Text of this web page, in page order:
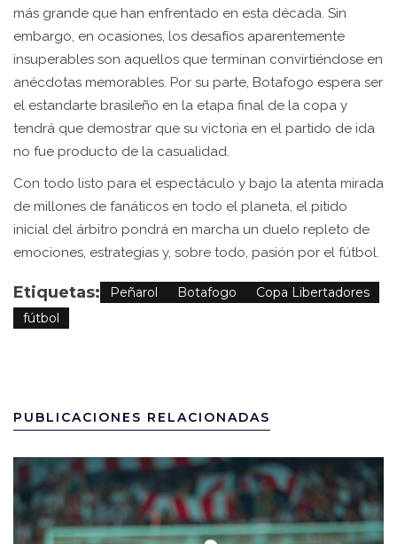
más grande que han enfrentado en esta década. Sin
embargo, en ocasiones, los desafíos aparentemente
insuperables son aquellos que terminan convirtiéndose en
anécdotas memorables. Por su parte, Botafogo espera ser
el estandarte brasileño en la etapa final de la copa y
tendrá que demostrar que su victoria en el partido de ida
no fue producto de la casualidad.
Con todo listo para el espectáculo y bajo la atenta mirada
de millones de fanáticos en todo el planeta, el pitido
inicial del árbitro pondrá en marcha un duelo repleto de
emociones, estrategias y, sobre todo, pasión por el fútbol.
Etiquetas: Peñarol Botafogo
Copa Libertadores
fútbol
PUBLICACIONES RELACIONADAS